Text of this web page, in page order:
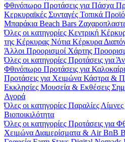
Φθινόπωρο Προτάσεις για Πάσχα
Κερκυραϊκές Συνταγές Τοπικά
Μπαράκια Beach Bars
Όλες οι κατηγορίες Κεντρική
της Κέρκυρας Νότια Κέρκυρα
Άλλοι Προορισμοί Χάρτης
Όλες οι κατηγορίες Προτάσεις για
Φθινόπωρο Προτάσεις για Καλοκαίρι
Προτάσεις για Χειμώνα Κάστρα &
Εκκλησίες Μουσεία & Εκθέσεις
Αγορά
Όλες οι κατηγορίες Παραλίες Λίμνες
Βιοποικιλότητα
Όλες οι κατηγορίες Προτάσεις για
Χειμώνα Διαμερίσματα & Air BnB